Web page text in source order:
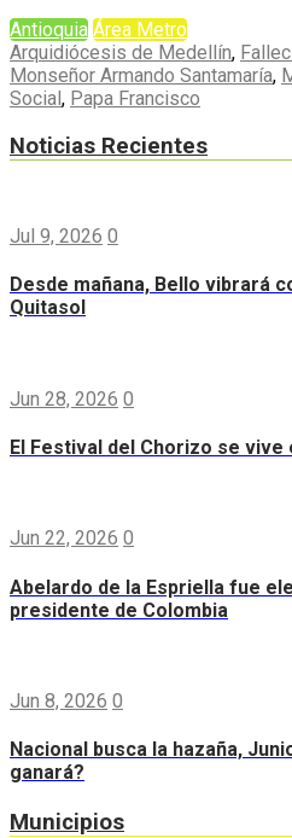
Antioquia Área Metro
Arquidiócesis de Medellín,
Monseñor Armando Santamaría,
Social, Papa Francisco
Noticias Recientes
Jul 9, 2026 0
Desde mañana, Bello vibrará
Quitasol
Jun 28, 2026 0
El Festival del Chorizo se vive
Jun 22, 2026 0
Abelardo de la Espriella fue
presidente de Colombia
Jun 8, 2026 0
Nacional busca la hazaña,
ganará?
Municipios